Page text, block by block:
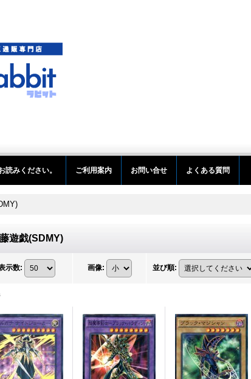
読みください。 ご利用案内 お問い合せ よくある質問
遊戯(SDMY)
示数: 画像: 並び順: